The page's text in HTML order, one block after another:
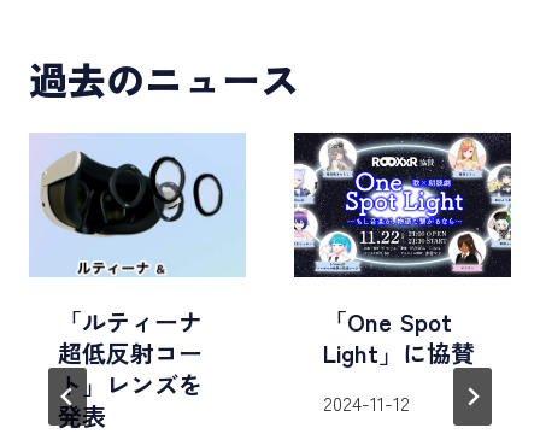
過去のニュース
「ルティーナ
超低反射コー
ト」レンズを
発表
「One Spot
Light」に協賛
2024-11-12